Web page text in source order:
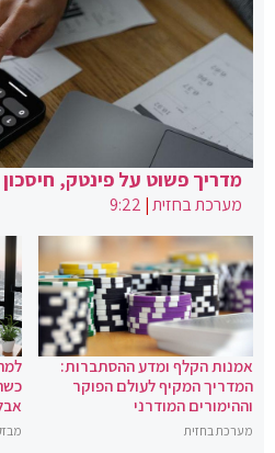
מדריך פשוט על פינטק,
מערכת בחזית|
9:22
אמנות הקלף ומדע ההסתברות:
המדריך המקיף לעולם הפוקר
וההימורים המודרני
מערכת בחזית